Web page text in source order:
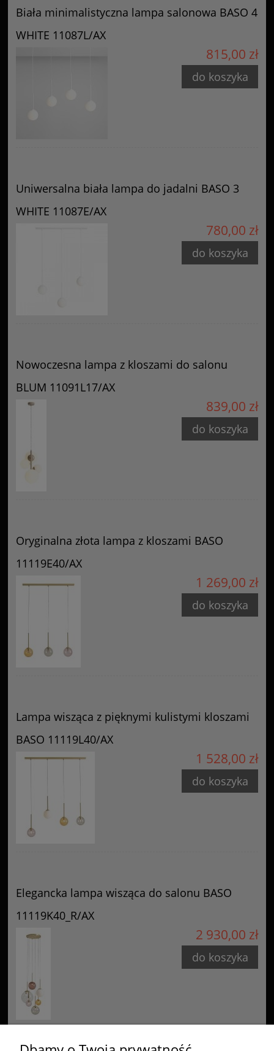
Biała minimalistyczna lampa salonowa BASO 4
WHITE 11087L/AX
815,00 zł
do koszyka
Uniwersalna biała lampa do jadalni BASO 3
WHITE 11087E/AX
780,00 zł
do koszyka
Nowoczesna lampa z kloszami do salonu
BLUM 11091L17/AX
839,00 zł
do koszyka
Oryginalna złota lampa z kloszami BASO
11119E40/AX
1 269,00 zł
do koszyka
Lampa wisząca z pięknymi kulistymi kloszami
BASO 11119L40/AX
1 528,00 zł
do koszyka
Elegancka lampa wisząca do salonu BASO
11119K40_R/AX
2 930,00 zł
do koszyka